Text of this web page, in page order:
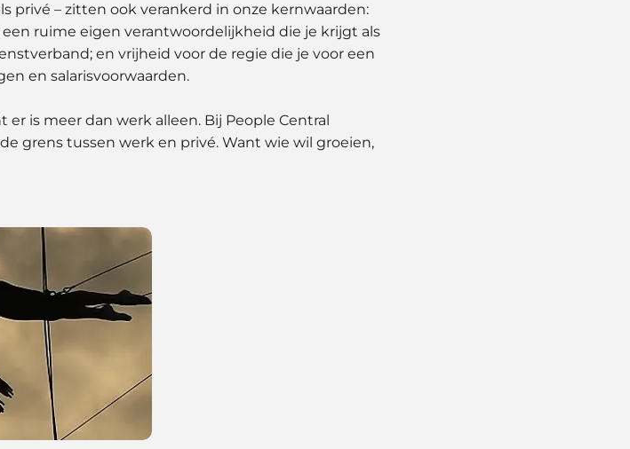
privé – zitten ook verankerd in onze kernwaarden:
ruime eigen verantwoordelijkheid die je krijgt als
en vrijheid voor de regie die je voor een
en salarisvoorwaarden.
is meer dan werk alleen. Bij People Central
grens tussen werk en privé. Want wie wil groeien,